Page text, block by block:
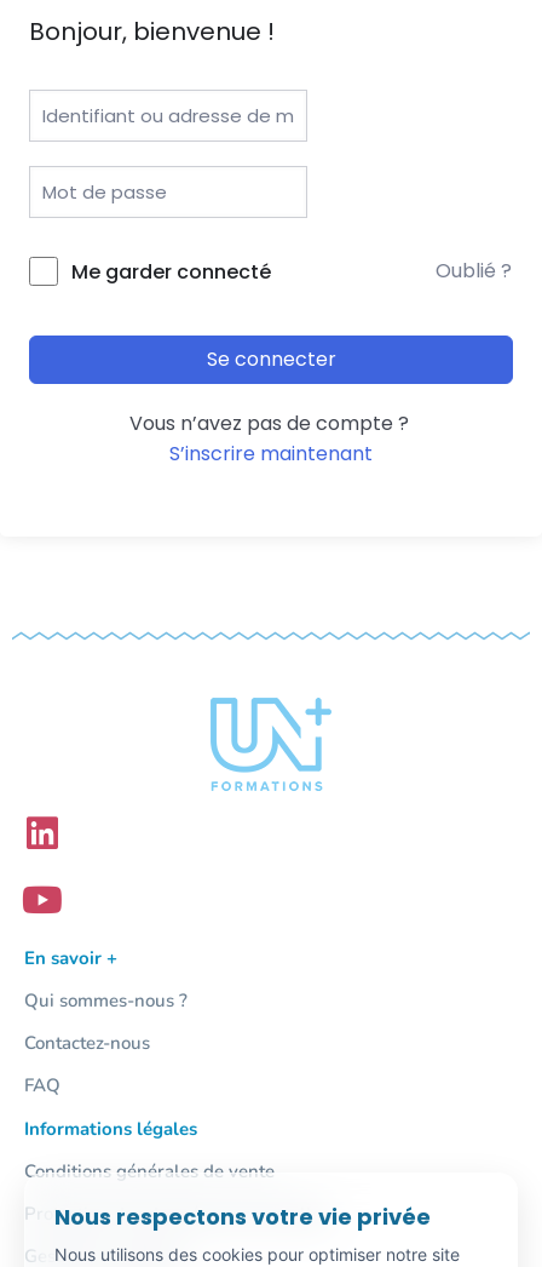
Bonjour, bienvenue !
Me garder connecté Oublié ?
Se connecter
Vous n’avez pas de compte ?
S’inscrire maintenant
En savoir +
Qui sommes-nous ?
Contactez-nous
FAQ
Informations légales
Conditions générales de vente
Protection des données personnelles
Gestion des cookies
Nous respectons votre vie privée
Nous utilisons des cookies pour optimiser notre site